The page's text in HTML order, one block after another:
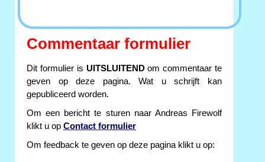
Commentaar formulier
Dit formulier is UITSLUITENDom commentaar te
geven op deze pagina. Wat u schrijft kan
gepubliceerd worden.
Om een bericht te sturen naar Andreas Firewolf
klikt u op Contact formulier
Om feedback te geven op deze pagina klikt u op: